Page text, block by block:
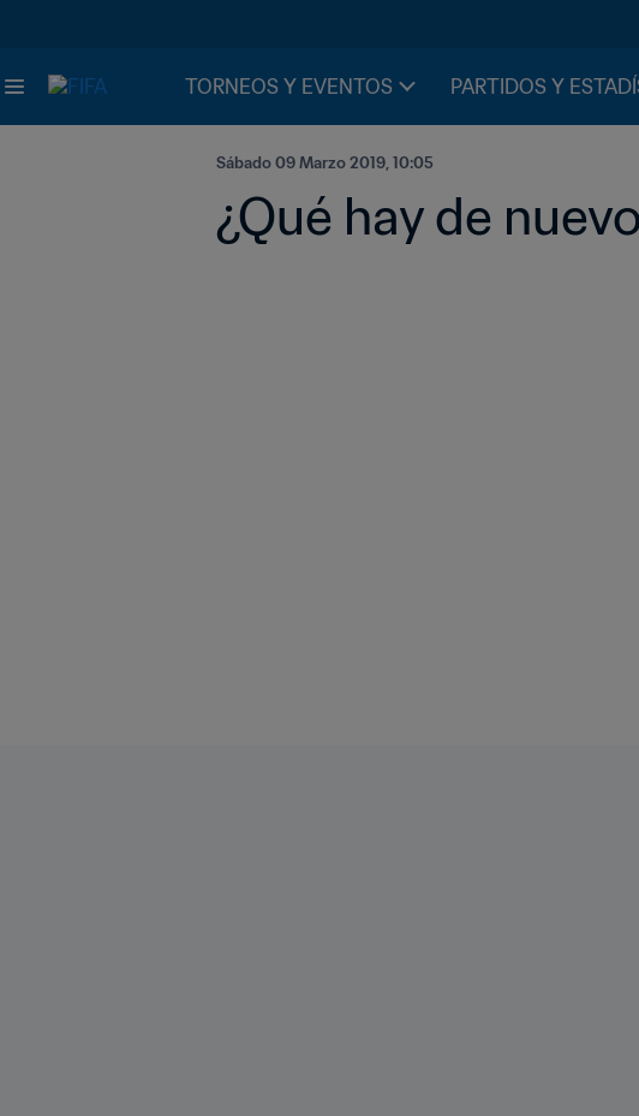
TORNEOS Y EVENTOS PARTIDOS Y
Sábado 09 Marzo 2019, 10:05
¿Qué hay de